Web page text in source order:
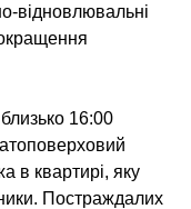
відновлювальні
16:00
в квартирі, яку
Постраждалих